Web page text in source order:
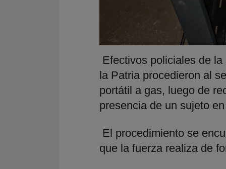
Efectivos policiales de
la Patria procedieron al
portátil a gas, luego de
presencia de un sujeto
El procedimiento se
que la fuerza realiza de